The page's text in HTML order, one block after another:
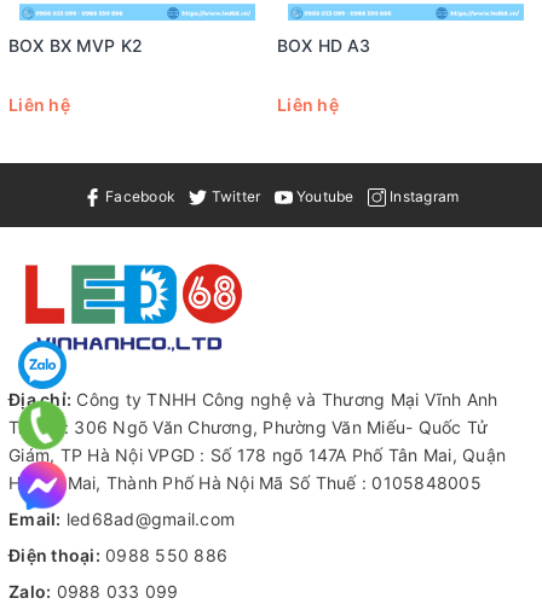
BOX BX MVP K2
Liên hệ
BOX HD A3
Liên hệ
Facebook Twitter Youtube Instagram
Địa chỉ: Công ty TNHH Công nghệ và Thương Mại Vĩnh Anh
Trụ sở : 306 Ngõ Văn Chương, Phường Văn Miếu- Quốc Tử
Giám, TP Hà Nội VPGD : Số 178 ngõ 147A Phố Tân Mai, Quận
Hoàng Mai, Thành Phố Hà Nội Mã Số Thuế : 0105848005
Email: led68ad@gmail.com
Điện thoại: 0988 550 886
Zalo: 0988 033 099